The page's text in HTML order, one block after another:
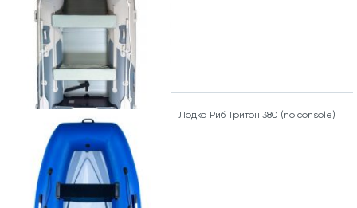
Лодка Риб Тритон 380 (no console)